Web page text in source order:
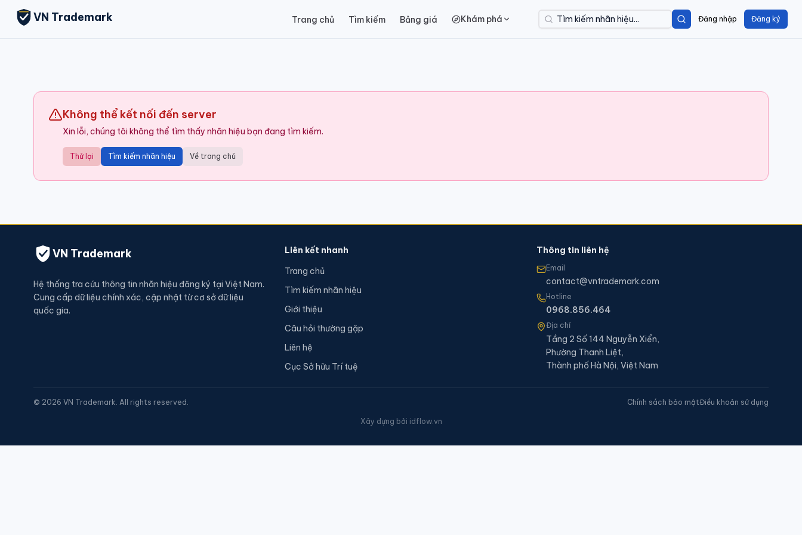
VN Trademark Trang chủ Tìm kiếm Bảng giá Khám phá Đăng nhập Đăng ký
Không thể kết nối đến server
Xin lỗi, chúng tôi không thể tìm thấy nhãn hiệu bạn đang tìm kiếm.
Thử lại Tìm kiếm nhãn hiệu Về trang chủ
VN Trademark
Hệ thống tra cứu thông tin nhãn hiệu đăng ký tại Việt Nam.
Cung cấp dữ liệu chính xác, cập nhật từ cơ sở dữ liệu
quốc gia.
Liên kết nhanh
Trang chủ
Tìm kiếm nhãn hiệu
Giới thiệu
Câu hỏi thường gặp
Liên hệ
Cục Sở hữu Trí tuệ
Thông tin liên hệ
Email
contact@vntrademark.com
Hotline
0968.856.464
Địa chỉ
Tầng 2 Số 144 Nguyễn Xiển,
Phường Thanh Liệt,
Thành phố Hà Nội, Việt Nam
© 2026 VN Trademark. All rights reserved. Chính sách bảo mậtĐiều khoản sử dụng
Xây dựng bởi idflow.vn